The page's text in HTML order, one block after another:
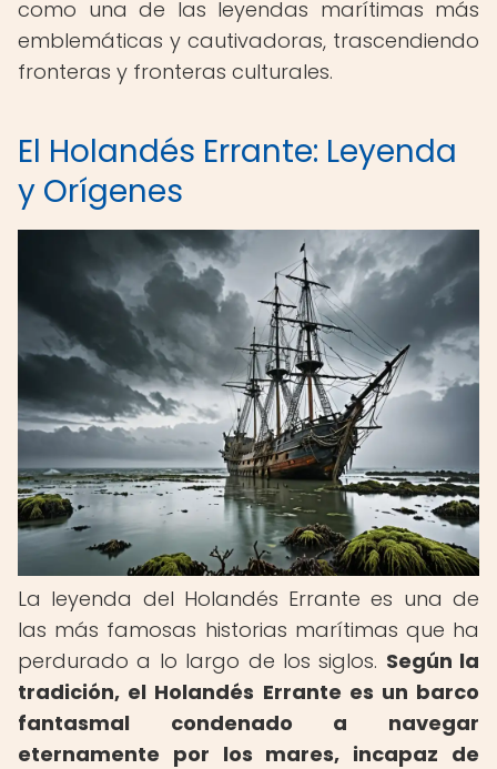
como una de las leyendas marítimas más
emblemáticas y cautivadoras, trascendiendo
fronteras y fronteras culturales.
El Holandés Errante: Leyenda
y Orígenes
La leyenda del Holandés Errante es una de
las más famosas historias marítimas que ha
perdurado a lo largo de los siglos. Según la
tradición, el Holandés Errante es un barco
fantasmal condenado a navegar
eternamente por los mares, incapaz de